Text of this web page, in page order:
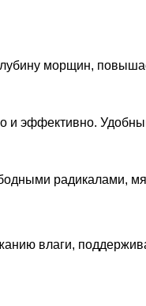
морщин,
и эффективно.
радикалами,
влаги,